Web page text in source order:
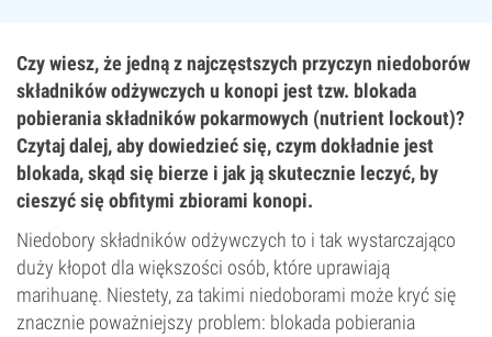
Czy wiesz, że jedną z najczęstszych przyczyn niedoborów
składników odżywczych u konopi jest tzw. blokada
pobierania składników pokarmowych (nutrient lockout)?
Czytaj dalej, aby dowiedzieć się, czym dokładnie jest
blokada, skąd się bierze i jak ją skutecznie leczyć, by
cieszyć się obfitymi zbiorami konopi.
Niedobory składników odżywczych to i tak wystarczająco
duży kłopot dla większości osób, które uprawiają
marihuanę. Niestety, za takimi niedoborami może kryć się
znacznie poważniejszy problem: blokada pobierania